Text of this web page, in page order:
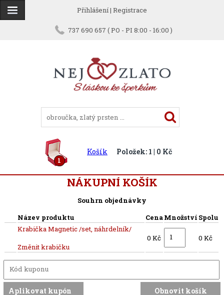
Přihlášení| Registrace
737 690 657 ( PO - PI 8:00 - 16:00 )
1
Košík Položek: 1 | 0 Kč
NÁKUPNÍ KOŠÍK
Souhrn objednávky
Název produktu
CenaMnožství Spolu
Krabička Magnetic /set, náhrdelník/
Změnit krabičku
0 Kč 0 Kč